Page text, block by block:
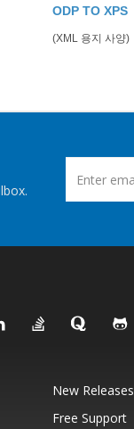
ODP TO XPS
(XML 용지 사양)
New Releases
Free Support